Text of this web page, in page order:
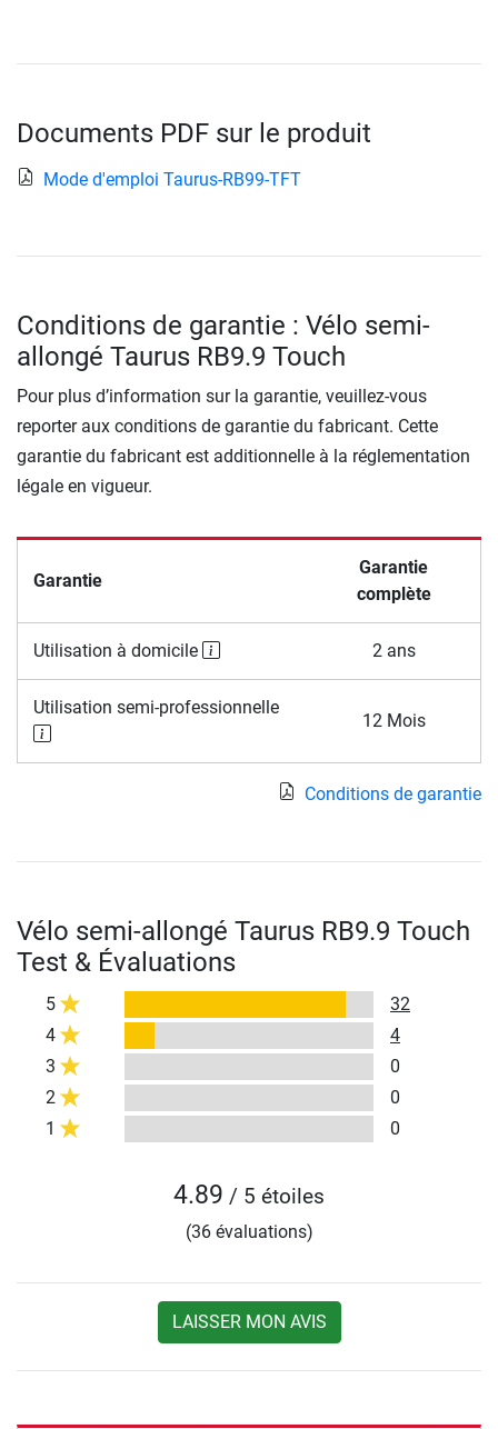
Documents PDF sur le produit
Mode d'emploi Taurus-RB99-TFT
Conditions de garantie : Vélo semi-
allongé Taurus RB9.9 Touch
Pour plus d’information sur la garantie, veuillez-vous
reporter aux conditions de garantie du fabricant. Cette
garantie du fabricant est additionnelle à la réglementation
légale en vigueur.
Garantie
Garantie
complète
Utilisation à domicile 2 ans
Utilisation semi-professionnelle
12 Mois
Conditions de garantie
Vélo semi-allongé Taurus RB9.9 Touch
Test & Évaluations
5
32
4
4
3
0
2
0
1
0
4.89 / 5 étoiles
(36 évaluations)
LAISSER MON AVIS